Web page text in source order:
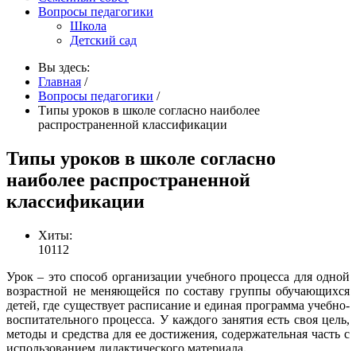
Вопросы педагогики
Школа
Детский сад
Вы здесь:
Главная /
Вопросы педагогики /
Типы уроков в школе согласно наиболее
распространенной классификации
Типы уроков в школе согласно
наиболее распространенной
классификации
Хиты:
10112
Урок – это способ организации учебного процесса для одной
возрастной не меняющейся по составу группы обучающихся
детей, где существует расписание и единая программа учебно-
воспитательного процесса. У каждого занятия есть своя цель,
методы и средства для ее достижения, содержательная часть с
использованием дидактического материала.